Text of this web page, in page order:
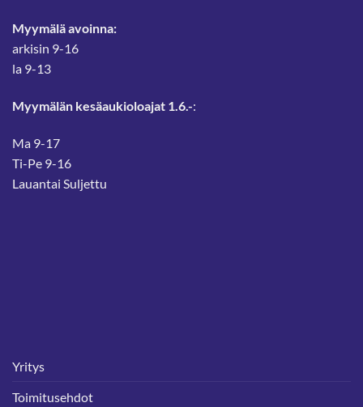
Myymälä avoinna:
arkisin 9-16
la 9-13
Myymälän kesäaukioloajat 1.6.-:
Ma 9-17
Ti-Pe 9-16
Lauantai Suljettu
Yritys
Toimitusehdot